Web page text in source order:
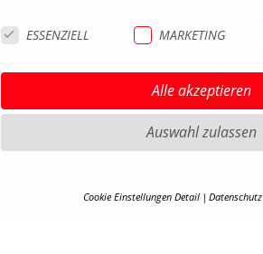
HIGHLIGHTS MTB
ESSENZIELL MARKETING
Alle akzeptieren
Auswahl zulassen
Cookie Einstellungen Detail Datenschutz